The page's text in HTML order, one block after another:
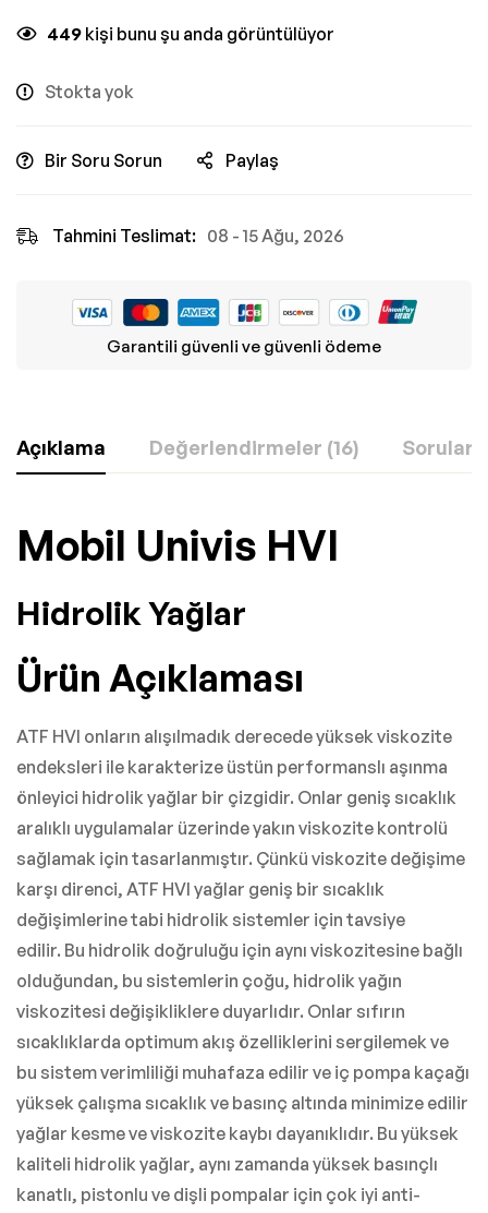
449 kişi bunu şu anda görüntülüyor
Stokta yok
Bir Soru Sorun Paylaş
Tahmini Teslimat: 08 - 15 Ağu, 2026
Garantili güvenli ve güvenli ödeme
Açıklama Değerlendirmeler (16) Sorular
Mobil Univis HVI
Hidrolik Yağlar
Ürün Açıklaması
ATF HVI onların alışılmadık derecede yüksek viskozite
endeksleri ile karakterize üstün performanslı aşınma
önleyici hidrolik yağlar bir çizgidir. Onlar geniş sıcaklık
aralıklı uygulamalar üzerinde yakın viskozite kontrolü
sağlamak için tasarlanmıştır. Çünkü viskozite değişime
karşı direnci, ATF HVI yağlar geniş bir sıcaklık
değişimlerine tabi hidrolik sistemler için tavsiye
edilir. Bu hidrolik doğruluğu için aynı viskozitesine bağlı
olduğundan, bu sistemlerin çoğu, hidrolik yağın
viskozitesi değişikliklere duyarlıdır. Onlar sıfırın
sıcaklıklarda optimum akış özelliklerini sergilemek ve
bu sistem verimliliği muhafaza edilir ve iç pompa kaçağı
yüksek çalışma sıcaklık ve basınç altında minimize edilir
yağlar kesme ve viskozite kaybı dayanıklıdır. Bu yüksek
kaliteli hidrolik yağlar, aynı zamanda yüksek basınçlı
kanatlı, pistonlu ve dişli pompalar için çok iyi anti-